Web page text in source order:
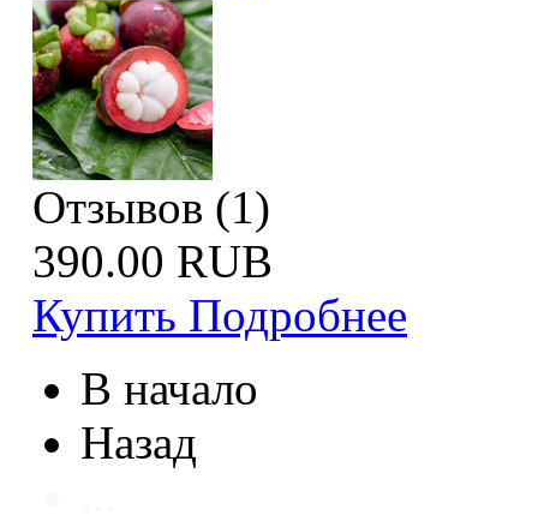
Отзывов (1)
390.00 RUB
Купить Подробнее
В начало
Назад